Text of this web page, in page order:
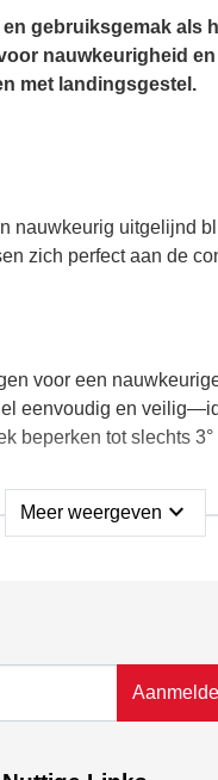
gebruiksgemak als
nauwkeurigheid
met landingsgestel.
nauwkeurig uitgelijnd
zich perfect aan de
voor een
eenvoudig en
beperken tot slechts
moeiteloos uit
Meer weergeven expand_more